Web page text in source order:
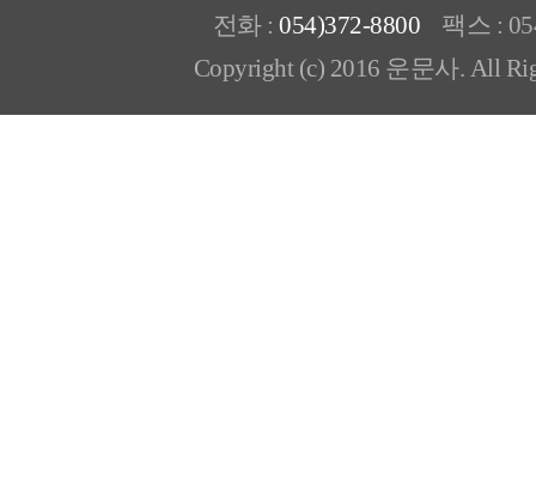
전화 : 054)372-8800 팩스 :
Copyright (c) 2016 운문사. All